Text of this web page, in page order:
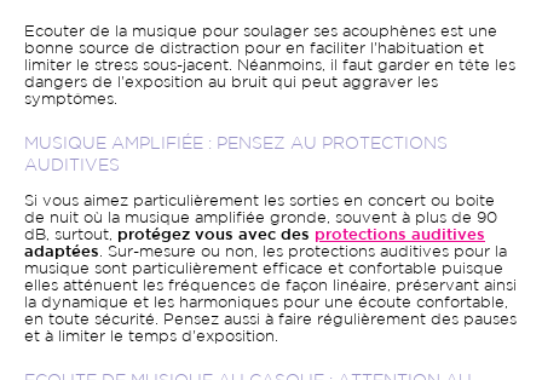
Ecouter de la musique pour soulager ses acouphènes est une
bonne source de distraction pour en faciliter l'habituation et
limiter le stress sous-jacent. Néanmoins, il faut garder en tête les
dangers de l'exposition au bruit qui peut aggraver les
symptômes.
MUSIQUE AMPLIFIÉE : PENSEZ AU PROTECTIONS
AUDITIVES
Si vous aimez particulièrement les sorties en concert ou boite
de nuit où la musique amplifiée gronde, souvent à plus de 90
dB, surtout, protégez vous avec des protections auditives
adaptées . Sur-mesure ou non, les protections auditives pour la
musique sont particulièrement efficace et confortable puisque
elles atténuent les fréquences de façon linéaire, préservant ainsi
la dynamique et les harmoniques pour une écoute confortable,
en toute sécurité. Pensez aussi à faire régulièrement des pauses
et à limiter le temps d'exposition.